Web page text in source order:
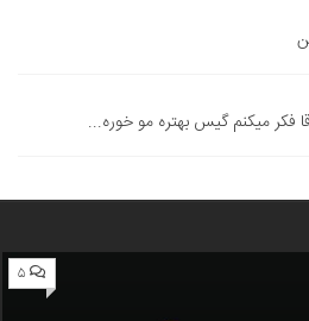
فکر میکنم گیس بهتره مو خوره...
۵